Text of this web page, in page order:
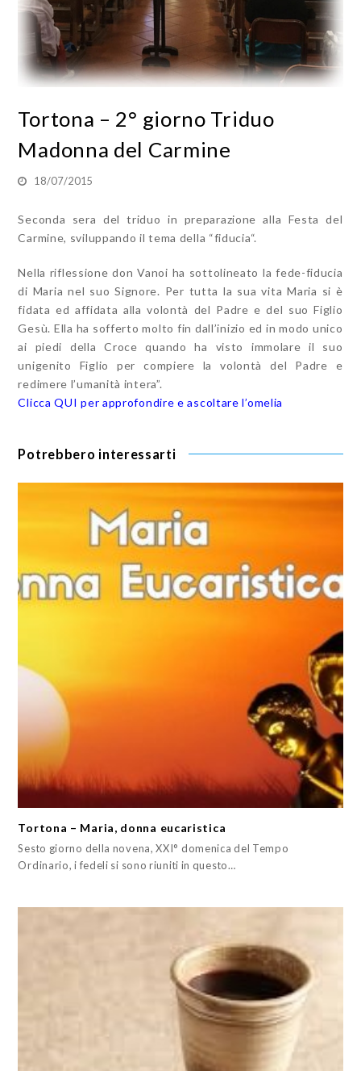
Tortona – 2° giorno Triduo
Madonna del Carmine
18/07/2015
Seconda sera del triduo in preparazione alla Festa del
Carmine, sviluppando il tema della “fiducia“.
Nella riflessione don Vanoi ha sottolineato la fede-fiducia
di Maria nel suo Signore. Per tutta la sua vita Maria si è
fidata ed affidata alla volontà del Padre e del suo Figlio
Gesù. Ella ha sofferto molto fin dall’inizio ed in modo unico
ai piedi della Croce quando ha visto immolare il suo
unigenito Figlio per compiere la volontà del Padre e
redimere l’umanità intera”.
Clicca QUI per approfondire e ascoltare l’omelia
Potrebbero interessarti
Tortona – Maria, donna eucaristica
Sesto giorno della novena, XXI° domenica del Tempo
Ordinario, i fedeli si sono riuniti in questo…